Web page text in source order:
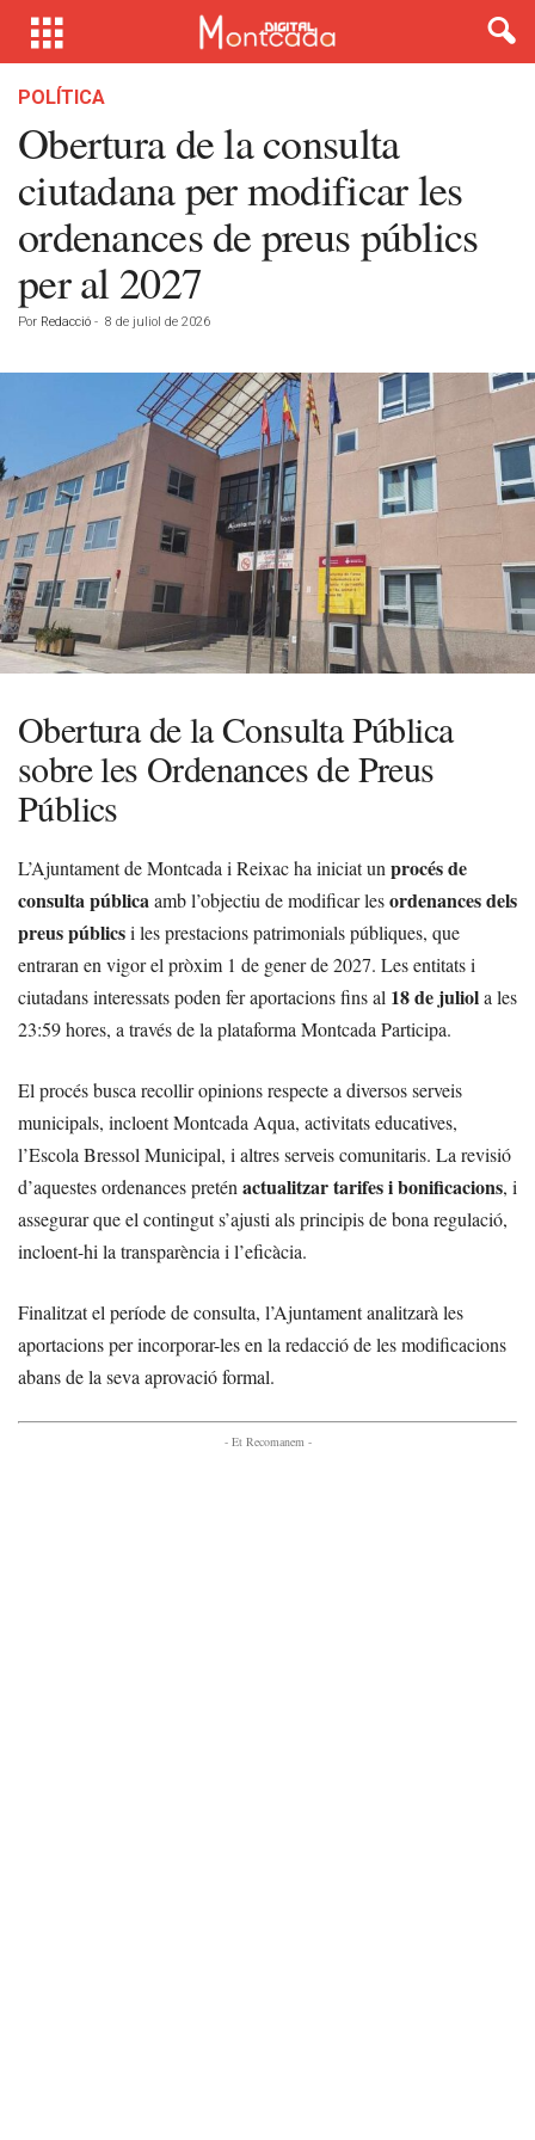
POLÍTICA
Obertura de la consulta
ciutadana per modificar les
ordenances de preus públics
per al 2027
Por Redacció - 8 de juliol de 2026
Obertura de la Consulta Pública
sobre les Ordenances de Preus
Públics
L’Ajuntament de Montcada i Reixac ha iniciat un procés de
consulta públicaamb l’objectiu de modificar lesordenances dels
preus públicsi les prestacions patrimonials públiques, que
entraran en vigor el pròxim 1 de gener de 2027. Les entitats i
ciutadans interessats poden fer aportacions fins al 18 de juliola les
23:59 hores, a través de la plataforma Montcada Participa.
El procés busca recollir opinions respecte a diversos serveis
municipals, incloent Montcada Aqua, activitats educatives,
l’Escola Bressol Municipal, i altres serveis comunitaris. La revisió
d’aquestes ordenances pretén actualitzar tarifes i bonificacions, i
assegurar que el contingut s’ajusti als principis de bona regulació,
incloent-hi la transparència i l’eficàcia.
Finalitzat el període de consulta, l’Ajuntament analitzarà les
aportacions per incorporar-les en la redacció de les modificacions
abans de la seva aprovació formal.
- Et Recomanem -